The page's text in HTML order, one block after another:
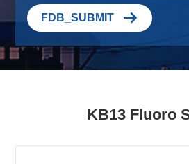
FDB_SUBMIT 
KB13 Fluoro